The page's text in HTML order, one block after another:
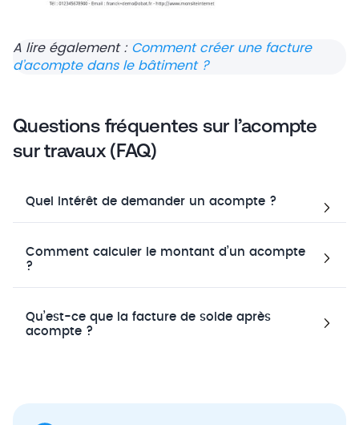
A lire également : Comment créer une facture
d’acompte dans le bâtiment ?
Questions fréquentes sur l’acompte
sur travaux (FAQ)
Quel intérêt de demander un acompte ?
Comment calculer le montant d’un acompte
?
Qu’est-ce que la facture de solde après
acompte ?